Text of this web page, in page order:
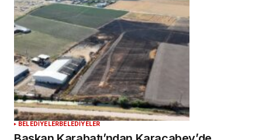
BELEDİYELERBELEDİYELER